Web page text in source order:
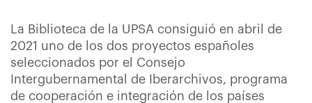
La Biblioteca de la UPSA consiguió en abril de
2021 uno de los dos proyectos españoles
seleccionados por el Consejo
Intergubernamental de Iberarchivos, programa
de cooperación e integración de los países